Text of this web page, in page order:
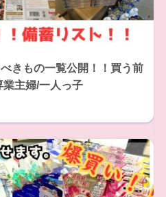
きもの一覧公開！！買う前
主婦/一人っ子